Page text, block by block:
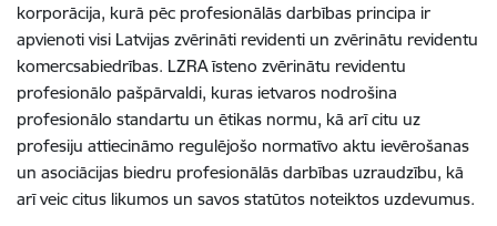
korporācija, kurā pēc profesionālās darbības principa ir
apvienoti visi Latvijas zvērināti revidenti un zvērinātu revidentu
komercsabiedrības. LZRA īsteno zvērinātu revidentu
profesionālo pašpārvaldi, kuras ietvaros nodrošina
profesionālo standartu un ētikas normu, kā arī citu uz
profesiju attiecināmo regulējošo normatīvo aktu ievērošanas
un asociācijas biedru profesionālās darbības uzraudzību, kā
arī veic citus likumos un savos statūtos noteiktos uzdevumus.